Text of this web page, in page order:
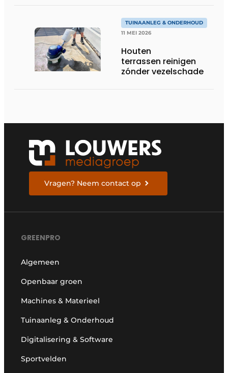
TUINAANLEG & ONDERHOUD
11 MEI 2026
Houten
terrassen reinigen
zónder vezelschade
Vragen? Neem contact op
GREENPRO
Algemeen
Openbaar groen
Machines & Materieel
Tuinaanleg & Onderhoud
Digitalisering & Software
Sportvelden